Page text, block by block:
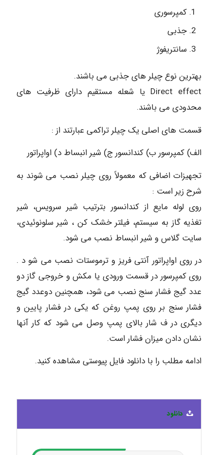
کمپرسوری
جذبی
سانتریفوژ
بهترین نوع چیلر های جذبی می باشند.
Direct effect یا شعله مستقیم دارای ظرفیت های
محدودی می باشند.
قسمت های اصلی یک چیلر تراکمی عبارتند از :
الف) کمپرسور ب) کندانسور ج) شیر انبساط د) اواپراتور
تجهیزات اضافی که معمولاً روی چیلر نصب می شوند به
شرح زیر است :
روی لوله مایع از کندانسور بترتیب شیر سرویس، شیر
تغذیه گاز به سیستم، فیلتر خشک کن ، شیر سلونوئیدی،
سایت گلاس و شیر انبساط نصب می شود.
در روی اواپراتور آنتی فریز و ترموستات نصب می شو د .
روی کمپرسور در قسمت ورودی یا مکش و خروجی گاز دو
عدد گیج فشار سنج نصب می شود، همچنین دوعدد گیج
فشار سنج بر روی پمپ روغن که یکی در فشار پایین و
دیگری در ف شار بالای پمپ وصل می شود که کار آنها
نشان دادن میزان فشار است.
ادامه مطلب را با دانلود فایل پیوستی مشاهده کنید.
دانلود